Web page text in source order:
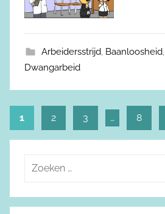
Arbeidersstrijd, Baanloosheid,
Dwangarbeid
Berichtnavigatie
1 2 3 … 8
e